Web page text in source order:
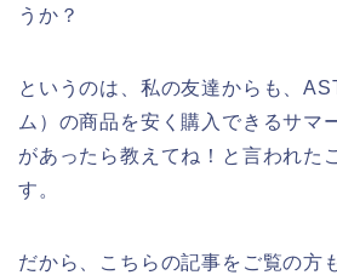
うか？
というのは、私の友達からも、
ム）の商品を安く購入できるサマ
があったら教えてね！と言われた
す。
だから、こちらの記事をご覧の方